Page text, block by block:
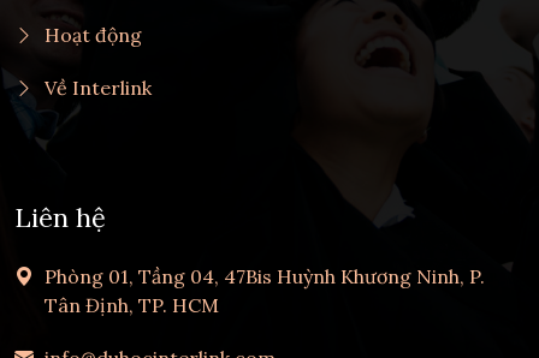
Hoạt động
Về Interlink
Liên hệ
Phòng 01, Tầng 04, 47Bis Huỳnh Khương Ninh, P.
Tân Định, TP. HCM